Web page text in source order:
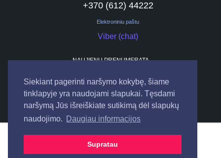
Siekiant pagerinti naršymo kokybę, šiame
tinklapyje yra naudojami slapukai. Tęsdami
naršymą Jūs išreiškiate sutikimą dėl slapukų
naudojimo. Daugiau informacijos
Supratau
+370 (612) 44222
Elektroniniu paštu
Viber (chat)
NAUJIENŲ PRENUMERATA
UAB "ELSTAVA". Visos teisės saugomos.
Bendraukime internete: